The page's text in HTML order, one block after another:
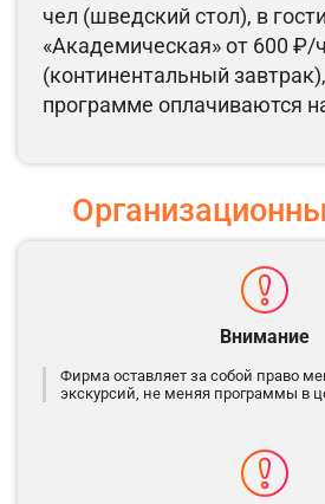
чел (шведский стол), в
«Академическая» от 600 ₽/
(континентальный
программе оплачиваются
Внимание
Фирма оставляет за собой право
экскурсий, не меняя программы в